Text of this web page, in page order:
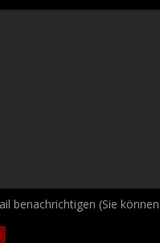
benachrichtigen (Sie